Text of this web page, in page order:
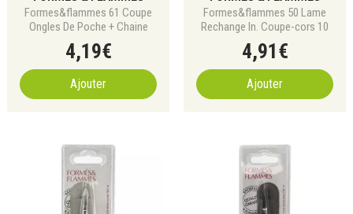
Formes&flammes 61 Coupe
Ongles De Poche + Chaine
4,19€
Ajouter
Formes&flammes 50 Lame
Rechange In. Coupe-cors 10
4,91€
Ajouter